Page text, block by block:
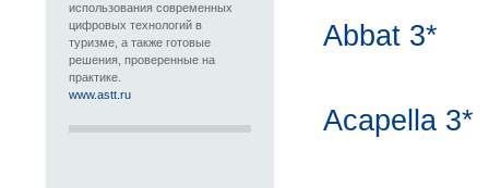
использования современных
цифровых технологий в
туризме, а также готовые
решения, проверенные на
практике.
www.astt.ru
Abbat 3*
Acapella 3*